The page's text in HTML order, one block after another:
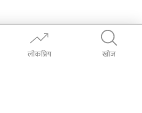
लोकप्रिय खोज